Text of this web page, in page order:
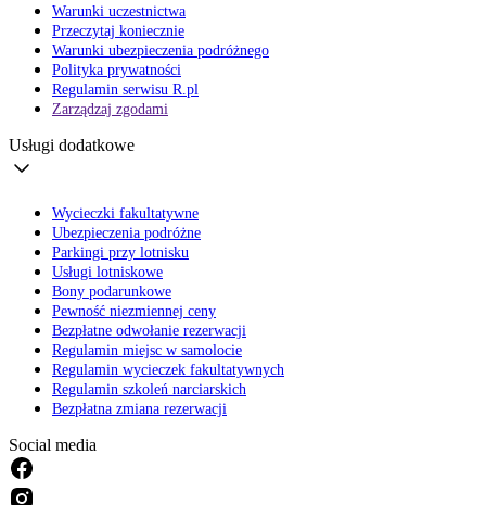
Warunki uczestnictwa
Przeczytaj koniecznie
Warunki ubezpieczenia podróżnego
Polityka prywatności
Regulamin serwisu R.pl
Zarządzaj zgodami
Usługi dodatkowe
Wycieczki fakultatywne
Ubezpieczenia podróżne
Parkingi przy lotnisku
Usługi lotniskowe
Bony podarunkowe
Pewność niezmiennej ceny
Bezpłatne odwołanie rezerwacji
Regulamin miejsc w samolocie
Regulamin wycieczek fakultatywnych
Regulamin szkoleń narciarskich
Bezpłatna zmiana rezerwacji
Social media